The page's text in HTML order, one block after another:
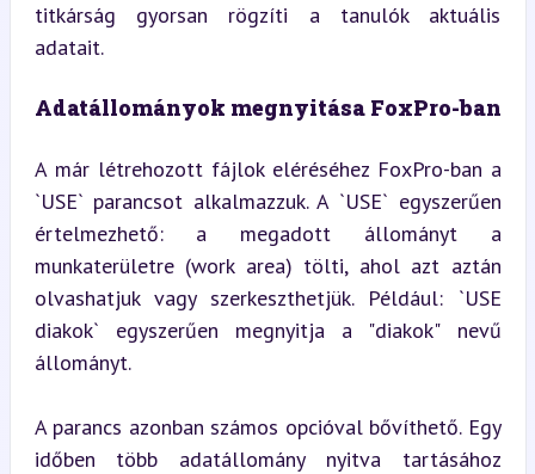
titkárság gyorsan rögzíti a tanulók aktuális
adatait.
Adatállományok megnyitása FoxPro-ban
A már létrehozott fájlok eléréséhez FoxPro-ban a
`USE` parancsot alkalmazzuk. A `USE` egyszerűen
értelmezhető: a megadott állományt a
munkaterületre (work area) tölti, ahol azt aztán
olvashatjuk vagy szerkeszthetjük. Például: `USE
diakok` egyszerűen megnyitja a "diakok" nevű
állományt.
A parancs azonban számos opcióval bővíthető. Egy
időben több adatállomány nyitva tartásához